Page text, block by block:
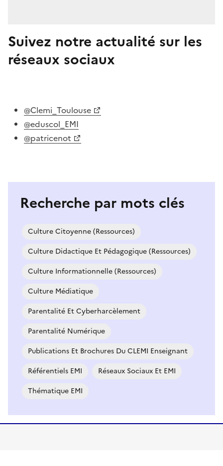
Suivez notre actualité sur les
réseaux sociaux
@Clemi_Toulouse
@eduscol_EMI
@patricenot
Recherche par mots clés
Culture Citoyenne (ressources)
Culture Didactique Et Pédagogique (ressources)
Culture Informationnelle (ressources)
Culture Médiatique
Parentalité Et Cyberharcèlement
Parentalité Numérique
Publications Et Brochures Du CLEMI Enseignant
Référentiels EMI
Réseaux Sociaux Et EMI
Thématique EMI